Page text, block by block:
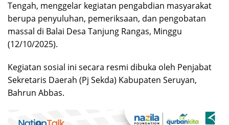
Tengah, menggelar kegiatan pengabdian masyarakat
berupa penyuluhan, pemeriksaan, dan pengobatan
massal di Balai Desa Tanjung Rangas, Minggu
(12/10/2025).
Kegiatan sosial ini secara resmi dibuka oleh Penjabat
Sekretaris Daerah (Pj Sekda) Kabupaten Seruyan,
Bahrun Abbas.